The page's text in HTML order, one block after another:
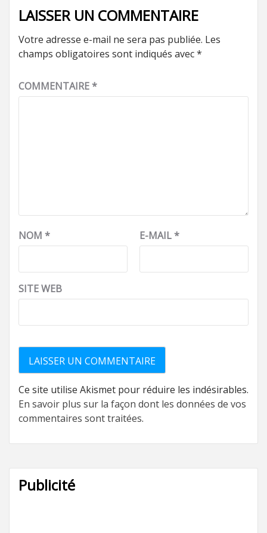
LAISSER UN COMMENTAIRE
Votre adresse e-mail ne sera pas publiée. Les
champs obligatoires sont indiqués avec*
COMMENTAIRE*
NOM * E-MAIL*
SITE WEB
Ce site utilise Akismet pour réduire les indésirables.
En savoir plus sur la façon dont les données de vos
commentaires sont traitées.
Publicité